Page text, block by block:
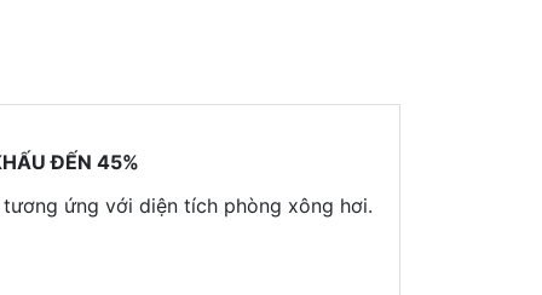
ĐẾN 45%
ứng với diện tích phòng xông hơi.